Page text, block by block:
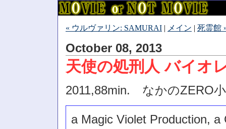
« ウルヴァリン: SAMURAI | メイン | 死霊館
October 08, 2013
天使の処刑人 バイオ
2011,88min. なかのZERO
a Magic Violet Production,